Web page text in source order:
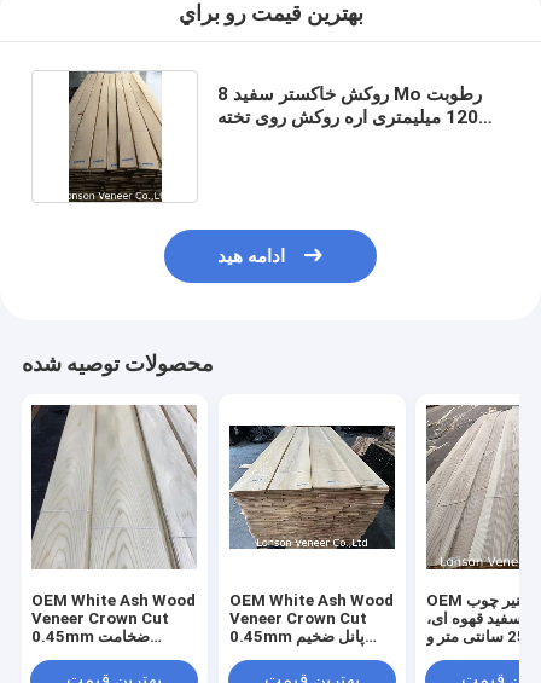
بهترين قيمت رو براي
روکش خاکستر سفید 8 Mo رطوبت
120 میلیمتری اره روکش روی تخته
ادامه هید
محصولات توصیه شده
OEM White Ash Wood
Veneer Crown Cut
0.45mm ضخامت
OEM White Ash Wood
Veneer Crown Cut
0.45mm پانل ضخیم
OEM فنیر چوب
سفید قهوه ای،
طول 250 سانتی متر و
درجه پنل C